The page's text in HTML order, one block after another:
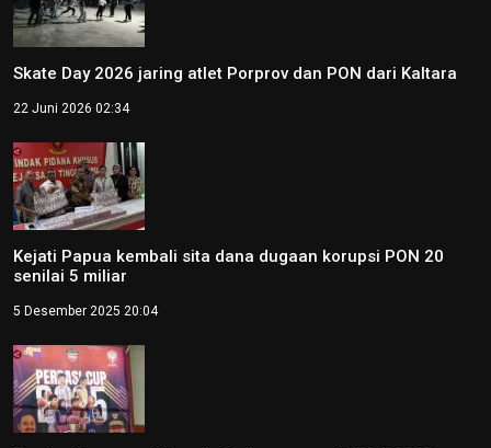
Skate Day 2026 jaring atlet Porprov dan PON dari Kaltara
22 Juni 2026 02:34
Kejati Papua kembali sita dana dugaan korupsi PON 20
senilai 5 miliar
5 Desember 2025 20:04